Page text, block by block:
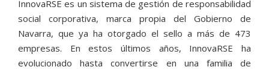
InnovaRSE es un sistema de gestión de responsabilidad
social corporativa, marca propia del Gobierno de
Navarra, que ya ha otorgado el sello a más de 473
empresas. En estos últimos años, InnovaRSE ha
evolucionado hasta convertirse en una familia de